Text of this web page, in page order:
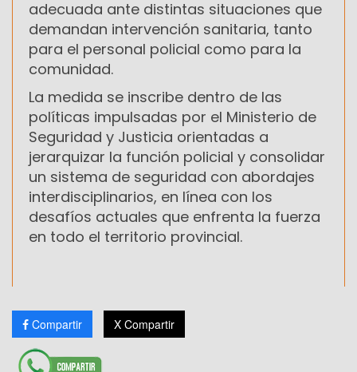
adecuada ante distintas situaciones que
demandan intervención sanitaria, tanto
para el personal policial como para la
comunidad.
La medida se inscribe dentro de las
políticas impulsadas por el Ministerio de
Seguridad y Justicia orientadas a
jerarquizar la función policial y consolidar
un sistema de seguridad con abordajes
interdisciplinarios, en línea con los
desafíos actuales que enfrenta la fuerza
en todo el territorio provincial.
Compartir X Compartir